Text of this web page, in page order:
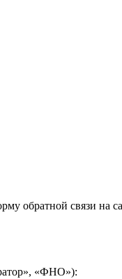
обратной связи на
«ФНО»):